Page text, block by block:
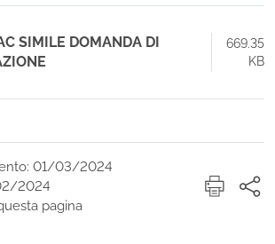
SIMILE DOMANDA DI
669.35
KB
01/03/2024
2024
pagina